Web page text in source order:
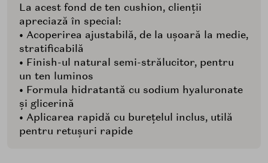
La acest fond de ten cushion, clienții
apreciază în special:
• Acoperirea ajustabilă, de la ușoară la medie,
stratificabilă
• Finish-ul natural semi-strălucitor, pentru
un ten luminos
• Formula hidratantă cu sodium hyaluronate
și glicerină
• Aplicarea rapidă cu burețelul inclus, utilă
pentru retușuri rapide